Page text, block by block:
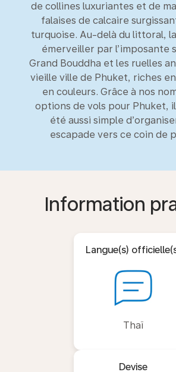
de collines luxuriantes et de
falaises de calcaire
turquoise. Au-delà du littoral,
émerveiller par l’imposante
Grand Bouddha et les ruelles
vieille ville de Phuket, riches
en couleurs. Grâce à nos
options de vols pour Phuket, il
été aussi simple
escapade vers ce coin de
Information
Langue(s)
Thaï
Devise